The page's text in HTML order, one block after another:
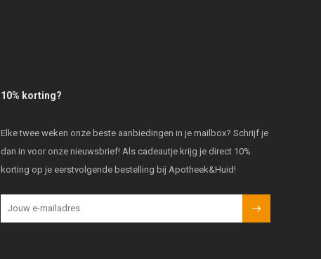
10% korting?
Elke twee weken onze beste aanbiedingen in je mailbox? Schrijf je
dan in voor onze nieuwsbrief! Als cadeautje krijg je direct 10%
korting op je eerstvolgende bestelling bij Apotheek&Huid!